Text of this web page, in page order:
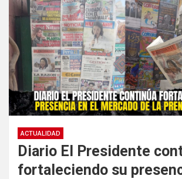
ACTUALIDAD
Diario El Presidente
fortaleciendo su